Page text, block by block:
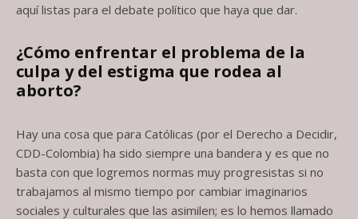
aquí listas para el debate político que haya que dar.
¿Cómo enfrentar el problema de la
culpa y del estigma que rodea al
aborto?
Hay una cosa que para Católicas (por el Derecho a Decidir,
CDD-Colombia) ha sido siempre una bandera y es que no
basta con que logremos normas muy progresistas si no
trabajamos al mismo tiempo por cambiar imaginarios
sociales y culturales que las asimilen; es lo hemos llamado